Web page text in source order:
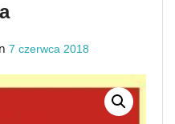
7 czerwca 2018